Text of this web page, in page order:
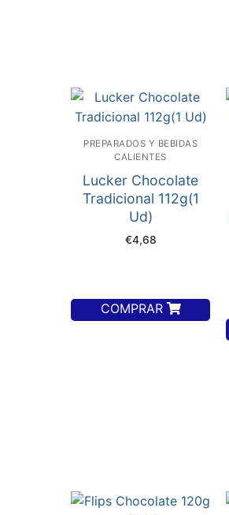
PREPARADOS Y BEBIDAS
CALIENTES
Lucker Chocolate
Tradicional 112g(1
Ud)
€4,68
COMPRAR